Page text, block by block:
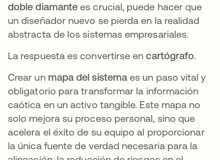
doble diamante es crucial, puede hacer que
un diseñador nuevo se pierda en la realidad
abstracta de los sistemas empresariales.
La respuesta es convertirse encartógrafo.
Crear un mapa del sistema es un paso vital y
obligatorio para transformar la información
caótica en un activo tangible. Este mapa no
solo mejora su proceso personal, sino que
acelera el éxito de su equipo al proporcionar
la única fuente de verdad necesaria para la